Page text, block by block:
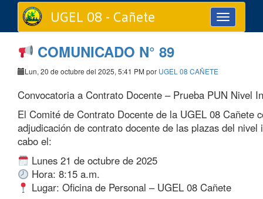
Toggle
navigation
UGEL 08 - Cañete
COMUNICADO N° 89
Lun, 20 de octubre del 2025, 5:41 PM por UGEL 08 CAÑETE
Convocatoria a Contrato Docente – Prueba PUN Nivel
El Comité de Contrato Docente de la UGEL 08 Cañete
adjudicación de contrato docente de las plazas del
cabo el:
Lunes 21 de octubre de 2025
Hora: 8:15 a.m.
Lugar: Oficina de Personal – UGEL 08 Cañete